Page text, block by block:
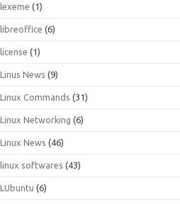
lexeme (1)
libreoffice (6)
license (1)
Linus News (9)
Linux Commands (31)
Linux Networking (6)
Linux News (46)
linux softwares (43)
LUbuntu (6)